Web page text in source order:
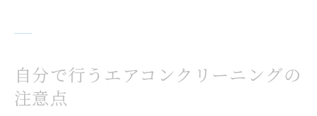
自分で行うエアコンクリーニングの
注意点